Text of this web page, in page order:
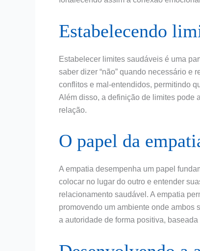
Estabelecendo
Estabelecer limites saudáveis é uma
saber dizer “não” quando necessário e
conflitos e mal-entendidos, permitindo
Além disso, a definição de limites pode
relação.
O papel da
A empatia desempenha um papel
colocar no lugar do outro e entender
relacionamento saudável. A empatia
promovendo um ambiente onde ambos
a autoridade de forma positiva,